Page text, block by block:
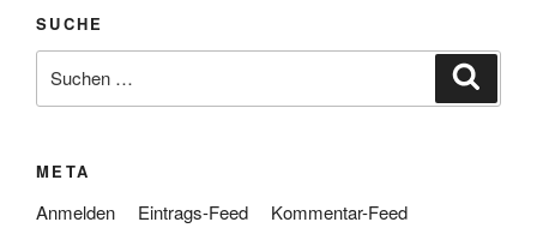
SUCHE
nach:
META
Anmelden Eintrags-Feed
Kommentar-Feed